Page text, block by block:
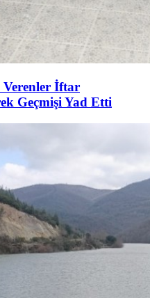
Verenler İftar
Geçmişi Yad Etti